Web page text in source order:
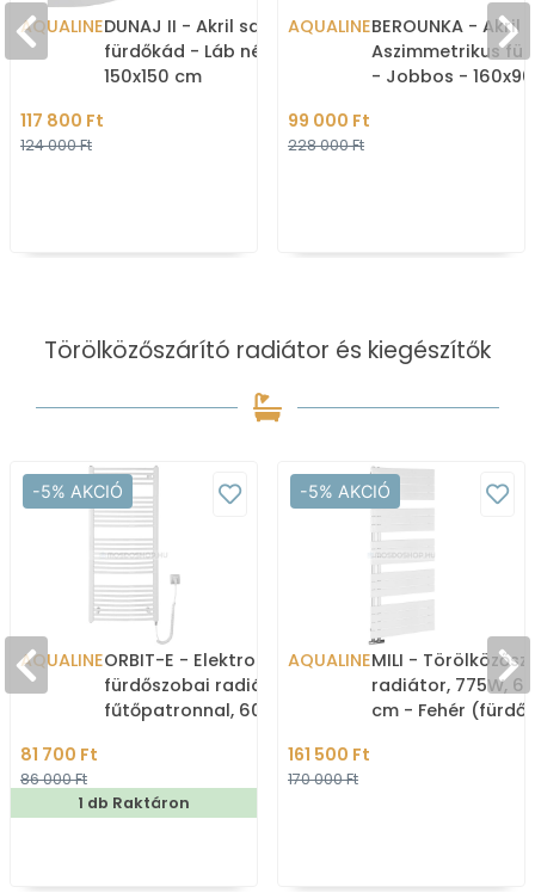
AQUALINEDUNAJ II - Akril sarokkád,
fürdőkád - Láb nélkül -
150x150 cm
117 800 Ft
124 000 Ft
AQUALINEBEROUNKA - Akril
Aszimmetrikus
- Jobbos -
99 000 Ft
228 000 Ft
Törölközőszárító radiátor és kiegészítők
-5% AKCIÓ
AQUALINEORBIT-E - Elektromos
fürdőszobai radiátor
fűtőpatronnal, 60x132cm,
81 700 Ft
86 000 Ft
1 db Raktáron
-5% AKCIÓ
AQUALINEMILI -
radiátor, 775W,
cm - Fehér
161 500 Ft
170 000 Ft